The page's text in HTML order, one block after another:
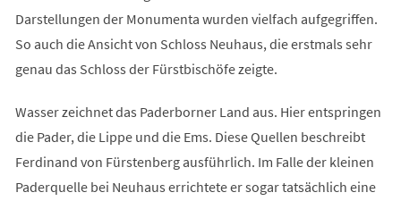
Darstellungen der Monumenta wurden vielfach aufgegriffen.
So auch die Ansicht von Schloss Neuhaus, die erstmals sehr
genau das Schloss der Fürstbischöfe zeigte.
Wasser zeichnet das Paderborner Land aus. Hier entspringen
die Pader, die Lippe und die Ems. Diese Quellen beschreibt
Ferdinand von Fürstenberg ausführlich. Im Falle der kleinen
Paderquelle bei Neuhaus errichtete er sogar tatsächlich eine